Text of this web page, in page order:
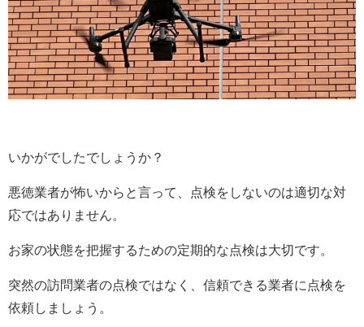
いかがでしたでしょうか？
悪徳業者が怖いからと言って、点検をしないのは適切な対
応ではありません。
お家の状態を把握するための定期的な点検は大切です。
突然の訪問業者の点検ではなく、信頼できる業者に点検を
依頼しましょう。